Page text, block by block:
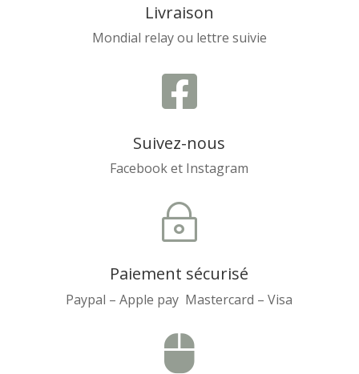
Livraison
Mondial relay ou lettre suivie

Suivez-nous
Facebook et Instagram
~
Paiement sécurisé
Paypal – Apple pay Mastercard – Visa
